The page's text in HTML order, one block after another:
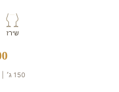
שירז
150 ג׳ | 28.00 ₪ / 100 ג׳